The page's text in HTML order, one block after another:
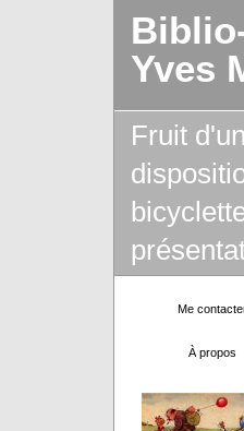
Yves
Fruit
Me
À propos